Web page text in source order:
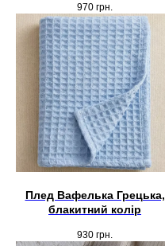
970 грн.
Плед Вафелька Грецька,
блакитний колір
930 грн.